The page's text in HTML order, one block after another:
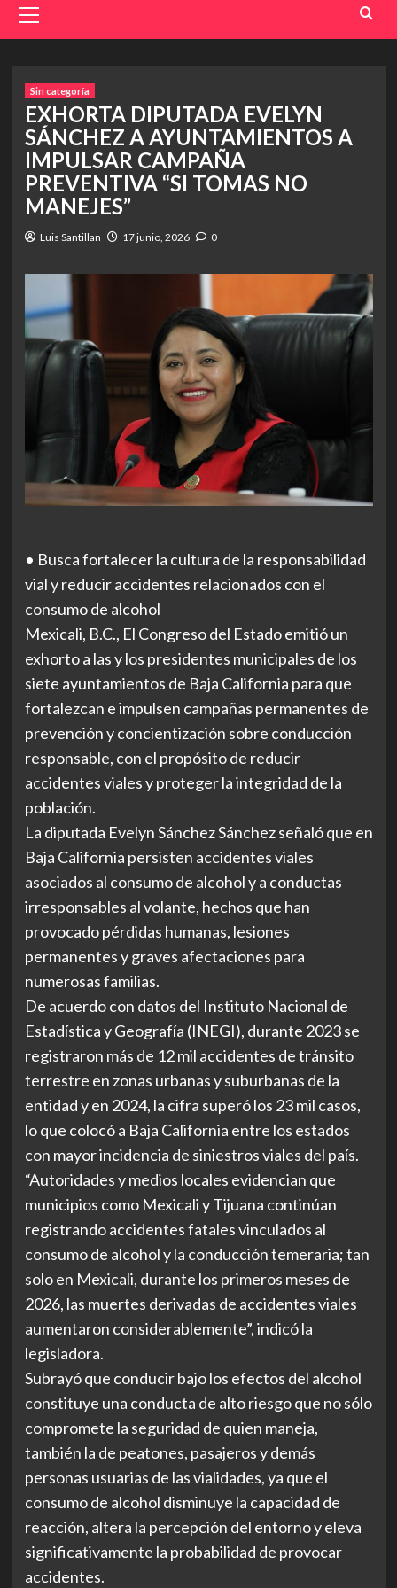
Menu
Sin categoría
EXHORTA DIPUTADA EVELYN
SÁNCHEZ A AYUNTAMIENTOS A
IMPULSAR CAMPAÑA
PREVENTIVA “SI TOMAS NO
MANEJES”
Luis Santillan 17 junio, 2026 0
• Busca fortalecer la cultura de la responsabilidad
vial y reducir accidentes relacionados con el
consumo de alcohol
Mexicali, B.C., El Congreso del Estado emitió un
exhorto a las y los presidentes municipales de los
siete ayuntamientos de Baja California para que
fortalezcan e impulsen campañas permanentes de
prevención y concientización sobre conducción
responsable, con el propósito de reducir
accidentes viales y proteger la integridad de la
población.
La diputada Evelyn Sánchez Sánchez señaló que en
Baja California persisten accidentes viales
asociados al consumo de alcohol y a conductas
irresponsables al volante, hechos que han
provocado pérdidas humanas, lesiones
permanentes y graves afectaciones para
numerosas familias.
De acuerdo con datos del Instituto Nacional de
Estadística y Geografía (INEGI), durante 2023 se
registraron más de 12 mil accidentes de tránsito
terrestre en zonas urbanas y suburbanas de la
entidad y en 2024, la cifra superó los 23 mil casos,
lo que colocó a Baja California entre los estados
con mayor incidencia de siniestros viales del país.
“Autoridades y medios locales evidencian que
municipios como Mexicali y Tijuana continúan
registrando accidentes fatales vinculados al
consumo de alcohol y la conducción temeraria; tan
solo en Mexicali, durante los primeros meses de
2026, las muertes derivadas de accidentes viales
aumentaron considerablemente”, indicó la
legisladora.
Subrayó que conducir bajo los efectos del alcohol
constituye una conducta de alto riesgo que no sólo
compromete la seguridad de quien maneja,
también la de peatones, pasajeros y demás
personas usuarias de las vialidades, ya que el
consumo de alcohol disminuye la capacidad de
reacción, altera la percepción del entorno y eleva
significativamente la probabilidad de provocar
accidentes.